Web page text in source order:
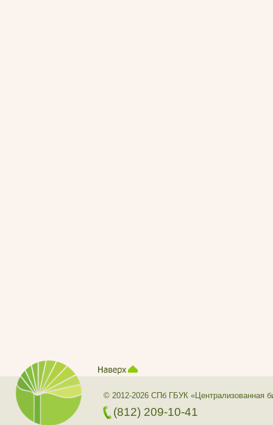
© 2012-2026 СПб ГБУК «Централизованная
(812) 209-10-41